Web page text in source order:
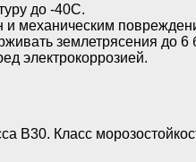
до -40С.
и механическим
землетрясения до 6
электрокоррозией.
В30. Класс